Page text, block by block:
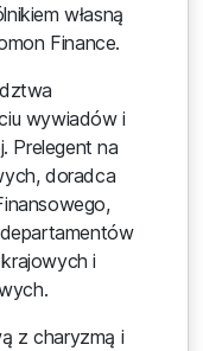
własną
Finance.
wywiadów i
Prelegent na
doradca
i
z charyzmą i